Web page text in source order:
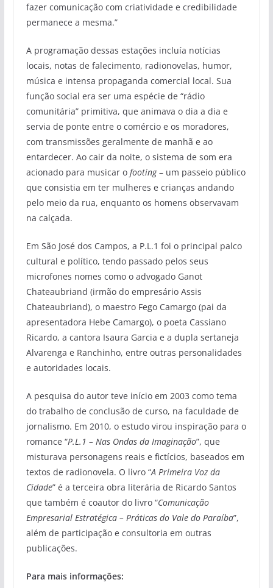
fazer comunicação com criatividade e credibilidade
permanece a mesma.”
A programação dessas estações incluía notícias
locais, notas de falecimento, radionovelas, humor,
música e intensa propaganda comercial local. Sua
função social era ser uma espécie de “rádio
comunitária” primitiva, que animava o dia a dia e
servia de ponte entre o comércio e os moradores,
com transmissões geralmente de manhã e ao
entardecer. Ao cair da noite, o sistema de som era
acionado para musicar o footing– um passeio público
que consistia em ter mulheres e crianças andando
pelo meio da rua, enquanto os homens observavam
na calçada.
Em São José dos Campos, a P.L.1 foi o principal palco
cultural e político, tendo passado pelos seus
microfones nomes como o advogado Ganot
Chateaubriand (irmão do empresário Assis
Chateaubriand), o maestro Fego Camargo (pai da
apresentadora Hebe Camargo), o poeta Cassiano
Ricardo, a cantora Isaura Garcia e a dupla sertaneja
Alvarenga e Ranchinho, entre outras personalidades
e autoridades locais.
A pesquisa do autor teve início em 2003 como tema
do trabalho de conclusão de curso, na faculdade de
jornalismo. Em 2010, o estudo virou inspiração para o
romance “P.L.1 – Nas Ondas da Imaginação”, que
misturava personagens reais e fictícios, baseados em
textos de radionovela. O livro “A Primeira Voz da
Cidade” é a terceira obra literária de Ricardo Santos
que também é coautor do livro “Comunicação
Empresarial Estratégica – Práticas do Vale do Paraíba”,
além de participação e consultoria em outras
publicações.
Para mais informações: